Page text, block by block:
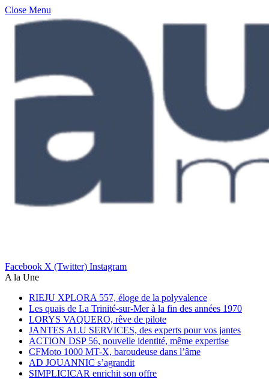
Close Menu
Facebook X (Twitter) Instagram
A la Une
RIEJU XPLORA 557, éloge de la polyvalence
Les quais de La Trinité-sur-Mer à la fin des années 1970
LORYS VAQUERO, rêve de pilote
JANTES ALU SERVICES, des experts pour vos jantes
ACTION DSP 56, nouvelle identité, même expertise
CFMoto 1000 MT-X, baroudeuse dans l’âme
AD JOUANNIC s’agrandit
SIMPLICICAR enrichit son offre